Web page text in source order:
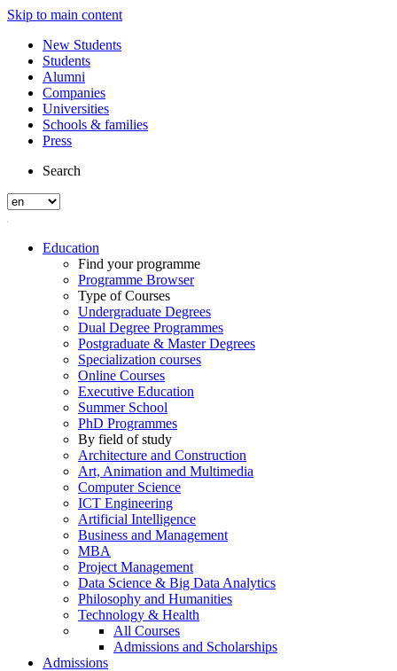
Skip to main content
New Students
Students
Alumni
Companies
Universities
Schools & families
Press
Search
Education
Find your programme
Programme Browser
Type of Courses
Undergraduate Degrees
Dual Degree Programmes
Postgraduate & Master Degrees
Specialization courses
Online Courses
Executive Education
Summer School
PhD Programmes
By field of study
Architecture and Construction
Art, Animation and Multimedia
Computer Science
ICT Engineering
Artificial Intelligence
Business and Management
MBA
Project Management
Data Science & Big Data Analytics
Philosophy and Humanities
Technology & Health
All Courses
Admissions and Scholarships
Admissions